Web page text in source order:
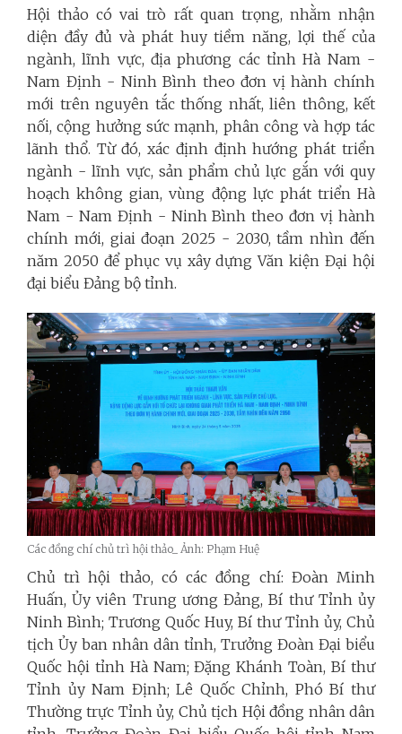
Hội thảo có vai trò rất quan trọng, nhằm nhận
diện đầy đủ và phát huy tiềm năng, lợi thế của
ngành, lĩnh vực, địa phương các tỉnh Hà Nam -
Nam Định - Ninh Bình theo đơn vị hành chính
mới trên nguyên tắc thống nhất, liên thông, kết
nối, cộng hưởng sức mạnh, phân công và hợp tác
lãnh thổ. Từ đó, xác định định hướng phát triển
ngành - lĩnh vực, sản phẩm chủ lực gắn với quy
hoạch không gian, vùng động lực phát triển Hà
Nam - Nam Định - Ninh Bình theo đơn vị hành
chính mới, giai đoạn 2025 - 2030, tầm nhìn đến
năm 2050 để phục vụ xây dựng Văn kiện Đại hội
đại biểu Đảng bộ tỉnh.
Các đồng chí chủ trì hội thảo_ Ảnh: Phạm Huệ
Chủ trì hội thảo, có các đồng chí: Đoàn Minh
Huấn, Ủy viên Trung ương Đảng, Bí thư Tỉnh ủy
Ninh Bình; Trương Quốc Huy, Bí thư Tỉnh ủy, Chủ
tịch Ủy ban nhân dân tỉnh, Trưởng Đoàn Đại biểu
Quốc hội tỉnh Hà Nam; Đặng Khánh Toàn, Bí thư
Tỉnh ủy Nam Định; Lê Quốc Chỉnh, Phó Bí thư
Thường trực Tỉnh ủy, Chủ tịch Hội đồng nhân dân